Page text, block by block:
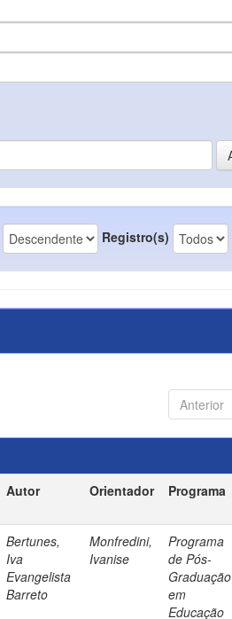
Registro(s)
Anterior
Autor Orientador Programa
Bertunes,
Iva
Evangelista
Barreto
Monfredini,
Ivanise
Programa
de Pós-
Graduação
em
Educação